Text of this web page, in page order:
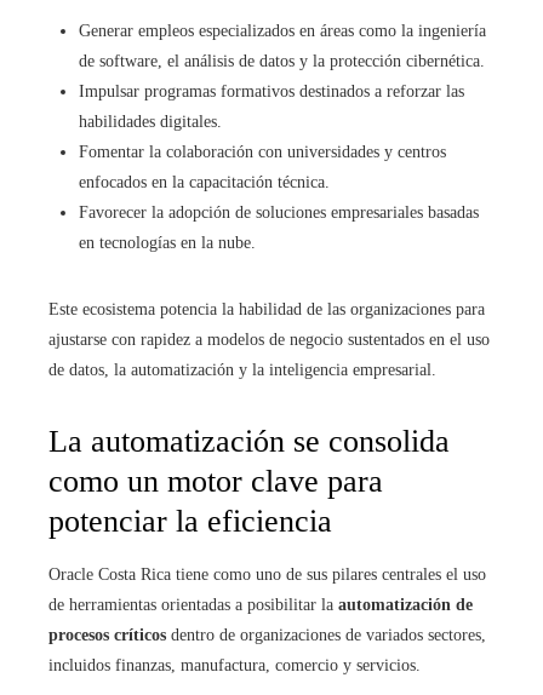
Generar empleos especializados en áreas como la ingeniería
de software, el análisis de datos y la protección cibernética.
Impulsar programas formativos destinados a reforzar las
habilidades digitales.
Fomentar la colaboración con universidades y centros
enfocados en la capacitación técnica.
Favorecer la adopción de soluciones empresariales basadas
en tecnologías en la nube.
Este ecosistema potencia la habilidad de las organizaciones para
ajustarse con rapidez a modelos de negocio sustentados en el uso
de datos, la automatización y la inteligencia empresarial.
La automatización se consolida
como un motor clave para
potenciar la eficiencia
Oracle Costa Rica tiene como uno de sus pilares centrales el uso
de herramientas orientadas a posibilitar la automatización de
procesos críticos dentro de organizaciones de variados sectores,
incluidos finanzas, manufactura, comercio y servicios.